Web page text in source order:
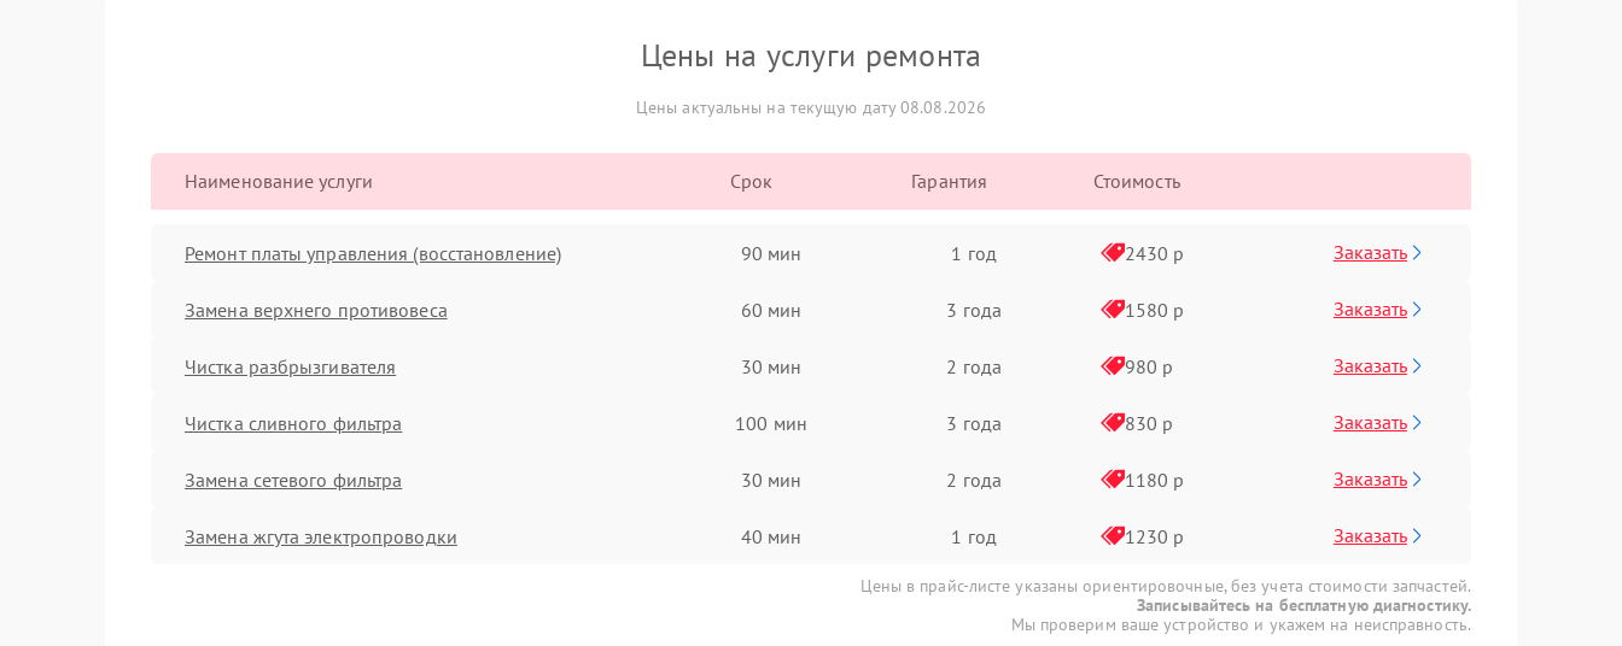
Цены на услуги ремонта
Цены актуальны на текущую дату 08.08.2026
Наименование услуги Срок Гарантия Стоимость
Ремонт платы управления (восстановление) 90 мин 1 год 2430 р Заказать
Замена верхнего противовеса 60 мин 3 года 1580 р Заказать
Чистка разбрызгивателя 30 мин 2 года 980 р Заказать
Чистка сливного фильтра 100 мин 3 года 830 р Заказать
Замена сетевого фильтра 30 мин 2 года 1180 р Заказать
Замена жгута электропроводки 40 мин 1 год 1230 р Заказать
Цены в прайс-листе указаны ориентировочные, без учета стоимости запчастей.
Записывайтесь на бесплатную диагностику.
Мы проверим ваше устройство и укажем на неисправность.